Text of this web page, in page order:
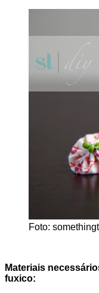
Foto:
Materiais
fuxico: